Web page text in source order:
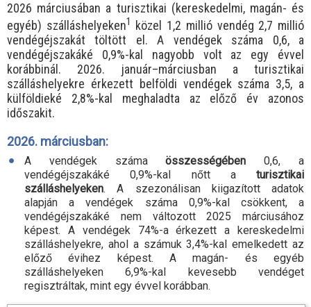
2026 márciusában a turisztikai (kereskedelmi, magán- és
egyéb) szálláshelyeken1
közel 1,2 millió vendég 2,7 millió
vendégéjszakát töltött el. A vendégek száma 0,6, a
vendégéjszakáké 0,9%-kal nagyobb volt az egy évvel
korábbinál. 2026. január–márciusban a turisztikai
szálláshelyekre érkezett belföldi vendégek száma 3,5, a
külföldieké 2,8%-kal meghaladta az előző év azonos
időszakit.
2026. márciusban:
A vendégek számaösszességében 0,6, a
vendégéjszakáké 0,9%-kal nőtt a turisztikai
szálláshelyeken. A szezonálisan kiigazított adatok
alapján a vendégek száma 0,9%-kal csökkent, a
vendégéjszakáké nem változott 2025 márciusához
képest. A vendégek 74%-a érkezett a kereskedelmi
szálláshelyekre, ahol a számuk 3,4%-kal emelkedett az
előző évihez képest. A magán- és egyéb
szálláshelyeken 6,9%-kal kevesebb vendéget
regisztráltak, mint egy évvel korábban.